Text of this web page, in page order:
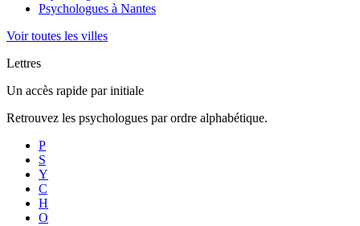
Psychologues à Nantes
Voir toutes les villes
Lettres
Un accès rapide par initiale
Retrouvez les psychologues par ordre alphabétique.
P
S
Y
C
H
O